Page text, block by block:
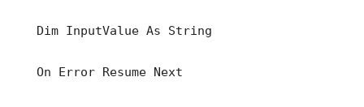
Dim InputValue As String
On Error Resume Next